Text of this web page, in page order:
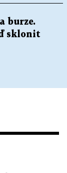
burze.
sklonit